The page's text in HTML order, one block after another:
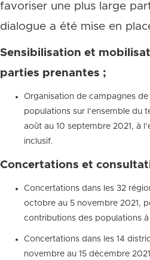
favoriser une plus large
dialogue a été mise en
Sensibilisation et
parties prenantes ;
Organisation de campagnes
populations sur l’ensemble du
août au 10 septembre 2021, à
inclusif.
Concertations et
Concertations dans les 32
octobre au 5 novembre 2021,
contributions des populations à
Concertations dans les 14
novembre au 15 décembre